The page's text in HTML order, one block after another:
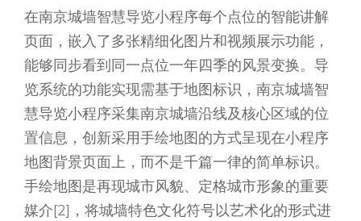
在南京城墙智慧导览小程序每个点位的智能讲解
页面，嵌入了多张精细化图片和视频展示功能，
能够同步看到同一点位一年四季的风景变换。导
览系统的功能实现需基于地图标识，南京城墙智
慧导览小程序采集南京城墙沿线及核心区域的位
置信息，创新采用手绘地图的方式呈现在小程序
地图背景页面上，而不是千篇一律的简单标识。
手绘地图是再现城市风貌、定格城市形象的重要
媒介[2]，将城墙特色文化符号以艺术化的形式进